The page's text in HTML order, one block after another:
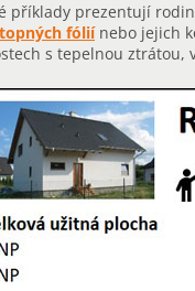
příklady prezentují
topných fóliínebo jejich
s tepelnou ztrátou,